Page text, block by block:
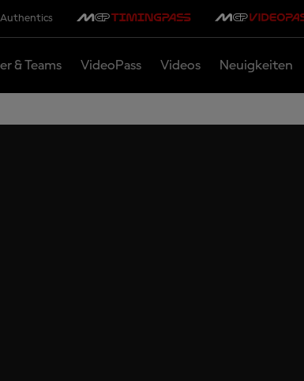
Authentics
& Teams VideoPass Videos Neuigkeiten